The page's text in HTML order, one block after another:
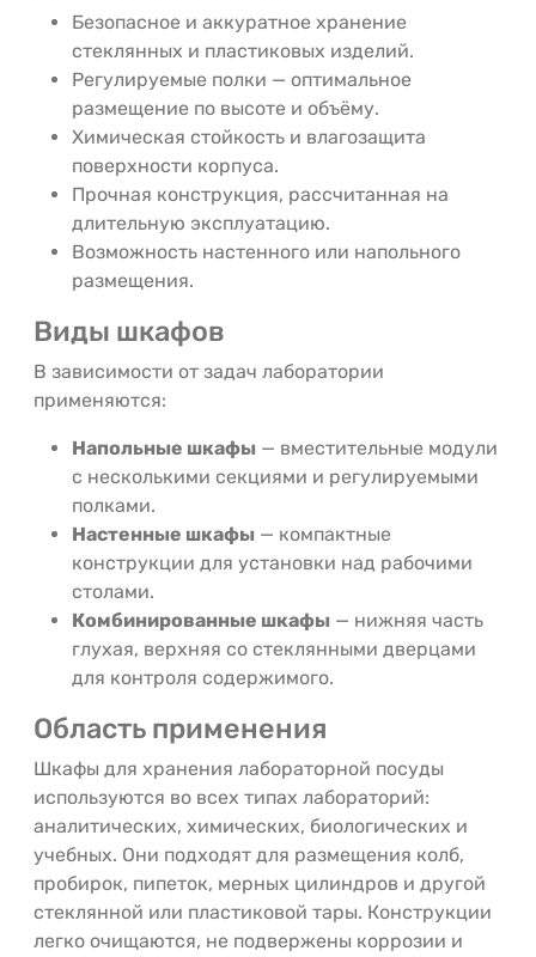
Безопасное и аккуратное хранение
стеклянных и пластиковых изделий.
Регулируемые полки — оптимальное
размещение по высоте и объёму.
Химическая стойкость и влагозащита
поверхности корпуса.
Прочная конструкция, рассчитанная на
длительную эксплуатацию.
Возможность настенного или напольного
размещения.
Виды шкафов
В зависимости от задач лаборатории
применяются:
Напольные шкафы — вместительные модули
с несколькими секциями и регулируемыми
полками.
Настенные шкафы — компактные
конструкции для установки над рабочими
столами.
Комбинированные шкафы — нижняя часть
глухая, верхняя со стеклянными дверцами
для контроля содержимого.
Область применения
Шкафы для хранения лабораторной посуды
используются во всех типах лабораторий:
аналитических, химических, биологических и
учебных. Они подходят для размещения колб,
пробирок, пипеток, мерных цилиндров и другой
стеклянной или пластиковой тары. Конструкции
легко очищаются, не подвержены коррозии и